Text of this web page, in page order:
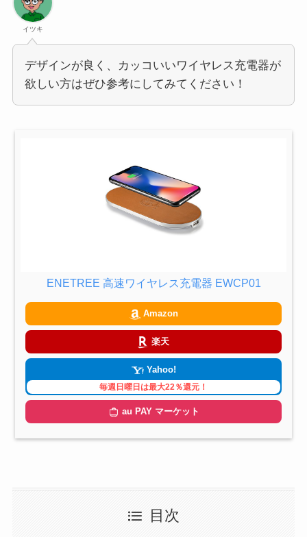
イツキ
デザインが良く、カッコいいワイヤレス充電器が
欲しい方はぜひ参考にしてみてください！
ENETREE 高速ワイヤレス充電器 EWCP01
Amazon
楽天
Yahoo!
毎週日曜日は最大22％還元！
au PAY マーケット
目次